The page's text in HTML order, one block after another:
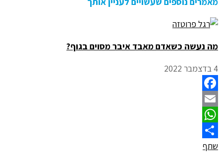
מה נעשה כשאדם מאבד איבר מסוים בגוף?
4 בדצמבר 2022
Facebook
Email
WhatsApp
שתף